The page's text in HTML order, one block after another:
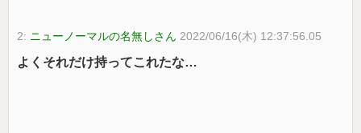
2: ニューノーマルの名無しさん 2022/06/16(木) 12:37:56.05
よくそれだけ持ってこれたな…